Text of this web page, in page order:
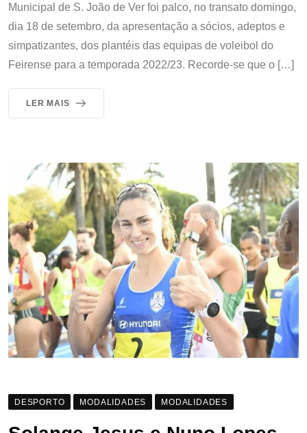
Municipal de S. João de Ver foi palco, no transato domingo,
dia 18 de setembro, da apresentação a sócios, adeptos e
simpatizantes, dos plantéis das equipas de voleibol do
Feirense para a temporada 2022/23. Recorde-se que o […]
LER MAIS
DESPORTO MODALIDADES MODALIDADES